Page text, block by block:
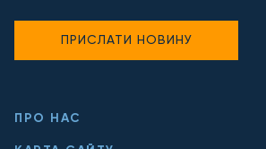
ПРО НАС
ПРИСЛАТИ НОВИНУ